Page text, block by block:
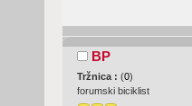
BP
Tržnica : (0)
forumski biciklist